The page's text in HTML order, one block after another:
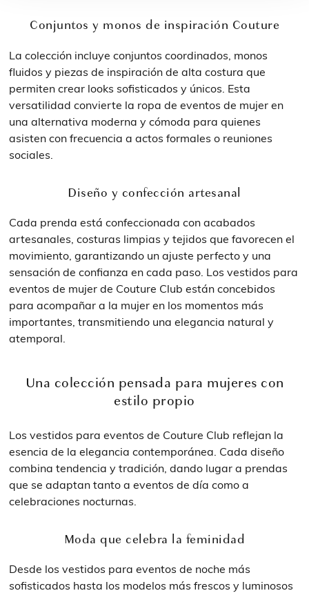
Conjuntos y monos de inspiración Couture
La colección incluye conjuntos coordinados, monos
fluidos y piezas de inspiración de alta costura que
permiten crear looks sofisticados y únicos. Esta
versatilidad convierte la ropa de eventos de mujer en
una alternativa moderna y cómoda para quienes
asisten con frecuencia a actos formales o reuniones
sociales.
Diseño y confección artesanal
Cada prenda está confeccionada con acabados
artesanales, costuras limpias y tejidos que favorecen el
movimiento, garantizando un ajuste perfecto y una
sensación de confianza en cada paso. Los vestidos para
eventos de mujer de Couture Club están concebidos
para acompañar a la mujer en los momentos más
importantes, transmitiendo una elegancia natural y
atemporal.
Una colección pensada para mujeres con
estilo propio
Los vestidos para eventos de Couture Club reflejan la
esencia de la elegancia contemporánea. Cada diseño
combina tendencia y tradición, dando lugar a prendas
que se adaptan tanto a eventos de día como a
celebraciones nocturnas.
Moda que celebra la feminidad
Desde los vestidos para eventos de noche más
sofisticados hasta los modelos más frescos y luminosos